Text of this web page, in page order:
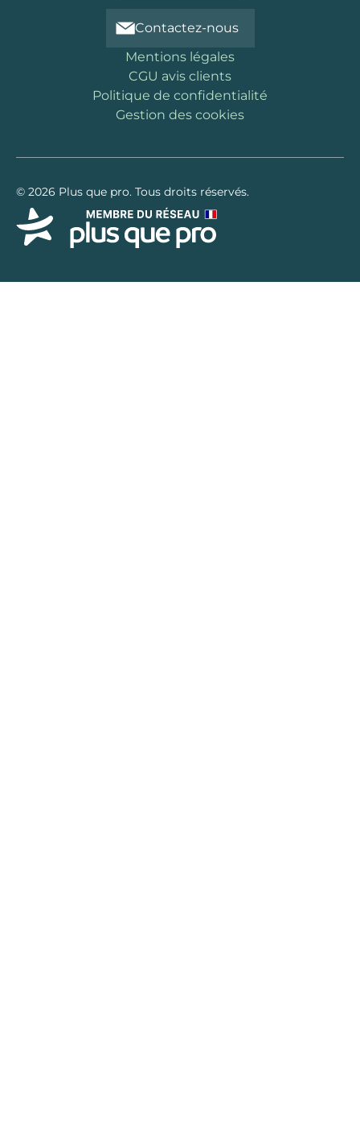
Contactez-nous
Mentions légales
CGU avis clients
Politique de confidentialité
Gestion des cookies
© 2026 Plus que pro. Tous droits réservés.